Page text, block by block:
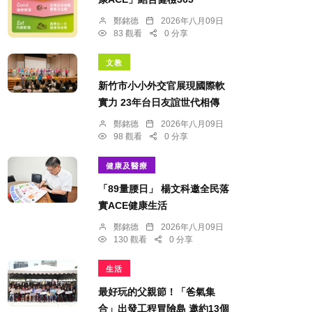
鄭銘德
2026年八月09日
83 觀看
0 分享
文教
新竹市小小外交官展現國際軟
實力 23年台日友誼世代相傳
鄭銘德
2026年八月09日
98 觀看
0 分享
健康及醫療
「89量腰日」 楊文科邀全民落
實ACE健康生活
鄭銘德
2026年八月09日
130 觀看
0 分享
生活
最好玩的父親節！「爸氣集
合」出發工程冒險島 邀約13個